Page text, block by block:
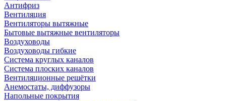
Антифриз
Вентиляция
Вентиляторы вытяжные
Бытовые вытяжные вентиляторы
Воздуховоды
Воздуховоды гибкие
Система круглых каналов
Система плоских каналов
Вентиляционные решётки
Анемостаты, диффузоры
Напольные покрытия